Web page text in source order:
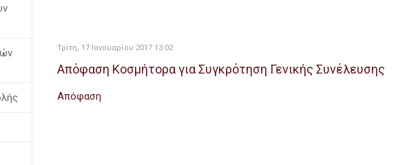
Τρίτη, 17 Ιανουαρίου 2017 13:02
Απόφαση Κοσμήτορα για Συγκρότηση Γενικής Συνέλευσης
Απόφαση